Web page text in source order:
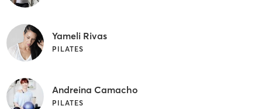
Yameli Rivas
PILATES
Andreina Camacho
PILATES